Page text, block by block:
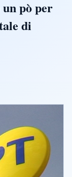
pò per
di